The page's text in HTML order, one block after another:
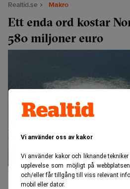
Vi använder oss av kakor
Vi använder kakor och liknande
upplevelse som möjligt på
och/eller får tillgång till viss relevant
mobil eller dator.
Realtid.se Makro
Ett enda ord kostar
580 miljoner euro
Gasläckan vid Nordstream 2 sett från
Bornholm. (Foto: Forsvaret Danmark /